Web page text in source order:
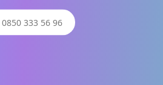
0850 333 56 96